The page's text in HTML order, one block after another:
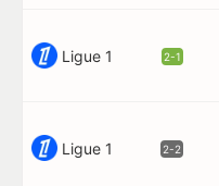
Ligue 1 2-1
Ligue 1 2-2